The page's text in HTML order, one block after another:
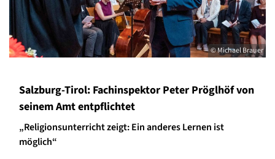
© Michael Brauer
Salzburg-Tirol: Fachinspektor Peter Pröglhöf von
seinem Amt entpflichtet
„Religionsunterricht zeigt: Ein anderes Lernen ist
möglich“